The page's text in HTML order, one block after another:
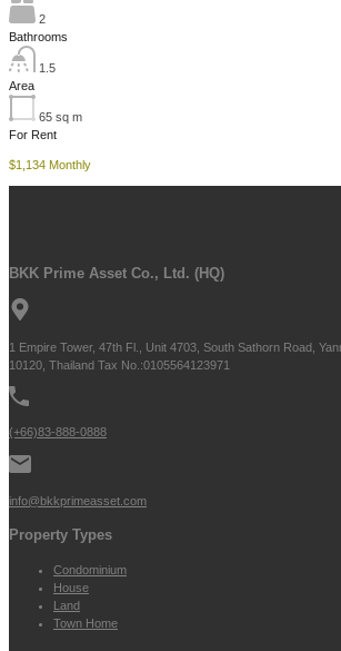
2
Bathrooms
1.5
Area
65 sq m
For Rent
$1,134 Monthly
BKK Prime Asset Co., Ltd. (HQ)
1 Empire Tower, 47th Fl., Unit 4703, South Sathorn Road,
10120, Thailand Tax No.:0105564123971
(+66)83-888-0888
info@bkkprimeasset.com
Property Types
Condominium
House
Land
Town Home